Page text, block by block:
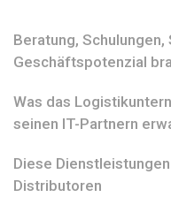
Beratung,
Geschäftspotenzial
Was das
seinen IT-Partnern
Diese
Distributoren